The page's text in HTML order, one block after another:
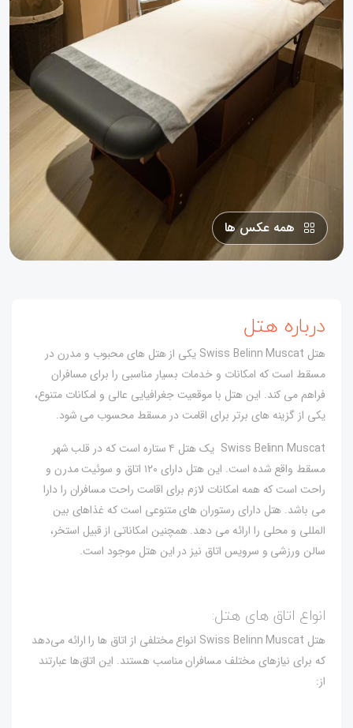
همه عکس ها
درباره هتل
هتل Swiss Belinn Muscat یکی از هتل های محبوب و مدرن در
مسقط است که امکانات و خدمات بسیار مناسبی را برای مسافران
فراهم می کند. این هتل با موقعیت جغرافیایی عالی و امکانات متنوع،
یکی از گزینه های برتر برای اقامت در مسقط محسوب می شود.
Swiss Belinn Muscat یک هتل ۴ ستاره است که در قلب شهر
مسقط واقع شده است. این هتل دارای ۱۲۰ اتاق و سوئیت مدرن و
راحت است که همه امکانات لازم برای اقامت راحت مسافران را دارا
می باشد. هتل دارای رستوران های متنوعی است که غذاهای بین
المللی و محلی را ارائه می دهد. همچنین امکاناتی از قبیل استخر،
سالن ورزشی و سرویس اتاق نیز در این هتل موجود است.
انواع اتاق های هتل:
هتل Swiss Belinn Muscat انواع مختلفی از اتاق ها را ارائه می‌دهد
که برای نیازهای مختلف مسافران مناسب هستند. این اتاق‌ها عبارتند
از: